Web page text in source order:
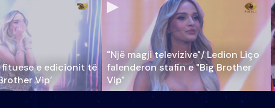
fituese e edicionit të
Vip’
"Një magji televizive"/ Ledion Liço
falenderon stafin e "Big Brother
Vip"